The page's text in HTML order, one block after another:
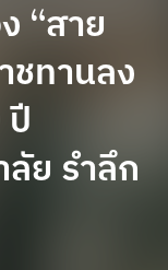
“สาย
ชทานลง
ปี
ย รำลึก